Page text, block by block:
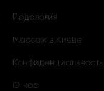
Подология
Массаж в Киеве
Конфиденциальность
О нас